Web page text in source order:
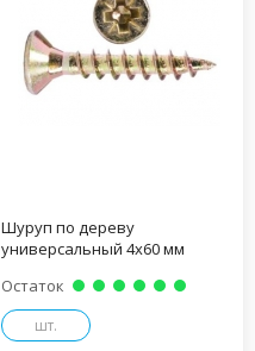
Шуруп по дереву
универсальный 4х60 мм
Остаток
шт.